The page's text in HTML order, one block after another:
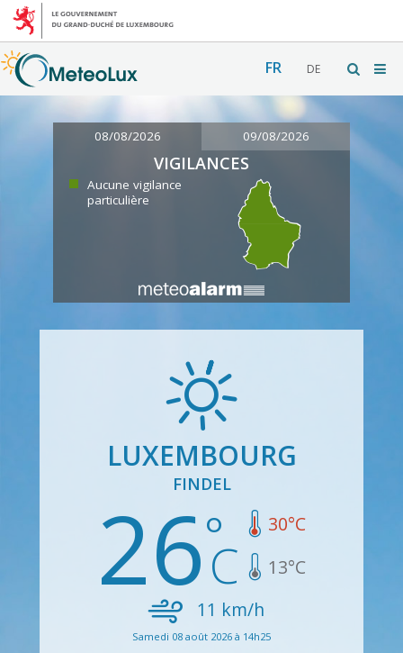
FR DE
08/08/2026 09/08/2026
VIGILANCES
Aucune vigilance
particulière
LUXEMBOURG
FINDEL
26 30°C
13°C
11 km/h
Samedi 08 août 2026 à 14h25